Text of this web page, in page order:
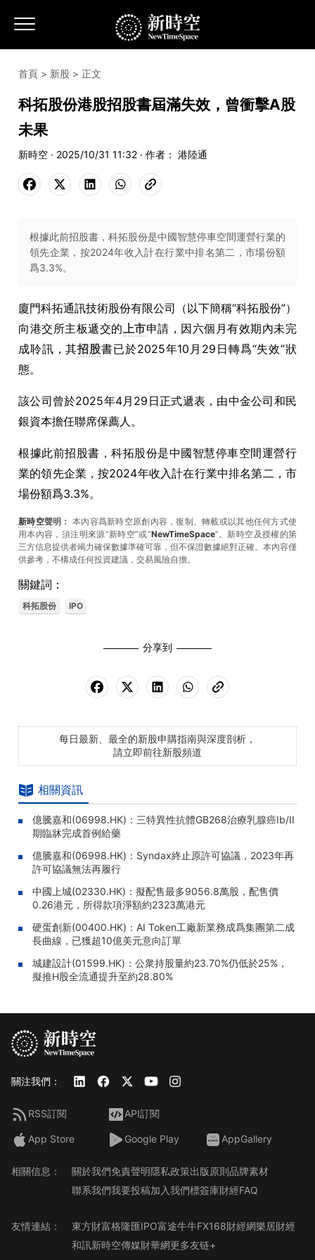
首頁 > 新股 > 正文
科拓股份港股招股書屆滿失效，曾衝擊A股
未果
新時空 · 2025/10/31 11:32 · 作者： 港陸通
根據此前招股書，科拓股份是中國智慧停車空間運營行業的
領先企業，按2024年收入計在行業中排名第二，市場份額
爲3.3%。
廈門科拓通訊技術股份有限公司（以下簡稱“科拓股份”）
向港交所主板遞交的上市申請，因六個月有效期內未完
成聆訊，其招股書已於2025年10月29日轉爲“失效”狀
態。
該公司曾於2025年4月29日正式遞表，由中金公司和民
銀資本擔任聯席保薦人。
根據此前招股書，科拓股份是中國智慧停車空間運營行
業的領先企業，按2024年收入計在行業中排名第二，市
場份額爲3.3%。
新時空聲明： 本內容爲新時空原創內容，復制、轉載或以其他任何方式使
用本內容，須注明來源“新時空”或“NewTimeSpace”。新時空及授權的第
三方信息提供者竭力確保數據準確可靠，但不保證數據絕對正確。本內容僅
供參考，不構成任何投資建議，交易風險自擔。
關鍵詞：
科拓股份 IPO
分享到
每日最新、最全的新股申購指南與深度剖析，
請立即前往新股頻道
相關資訊
億騰嘉和(06998.HK)：三特異性抗體GB268治療乳腺癌Ib/II
期臨牀完成首例給藥
億騰嘉和(06998.HK)：Syndax終止原許可協議，2023年再
許可協議無法再履行
中國上城(02330.HK)：擬配售最多9056.8萬股，配售價
0.26港元，所得款項淨額約2323萬港元
硬蛋創新(00400.HK)：AI Token工廠新業務成爲集團第二成
長曲線，已獲超10億美元意向訂單
城建設計(01599.HK)：公衆持股量約23.70%仍低於25%，
擬推H股全流通提升至約28.80%
關注我們：
RSS訂閱 API訂閱
App Store Google Play AppGallery
相關信息： 關於我們免責聲明隱私政策出版原則品牌素材
聯系我們我要投稿加入我們標簽庫財經FAQ
友情連結： 東方財富格隆匯IPO富途牛牛FX168財經網樂居財經
和訊新時空傳媒財華網更多友链+